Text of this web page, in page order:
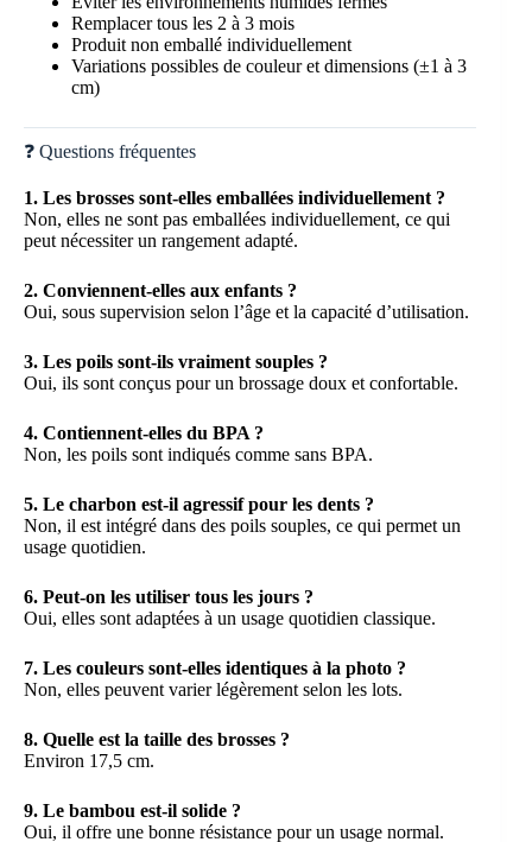
Remplacer tous les 2 à 3 mois
Produit non emballé individuellement
Variations possibles de couleur et dimensions (±1 à 3
cm)
❓ Questions fréquentes
1. Les brosses sont-elles emballées individuellement ?
Non, elles ne sont pas emballées individuellement, ce qui
peut nécessiter un rangement adapté.
2. Conviennent-elles aux enfants ?
Oui, sous supervision selon l’âge et la capacité d’utilisation.
3. Les poils sont-ils vraiment souples ?
Oui, ils sont conçus pour un brossage doux et confortable.
4. Contiennent-elles du BPA ?
Non, les poils sont indiqués comme sans BPA.
5. Le charbon est-il agressif pour les dents ?
Non, il est intégré dans des poils souples, ce qui permet un
usage quotidien.
6. Peut-on les utiliser tous les jours ?
Oui, elles sont adaptées à un usage quotidien classique.
7. Les couleurs sont-elles identiques à la photo ?
Non, elles peuvent varier légèrement selon les lots.
8. Quelle est la taille des brosses ?
Environ 17,5 cm.
9. Le bambou est-il solide ?
Oui, il offre une bonne résistance pour un usage normal.